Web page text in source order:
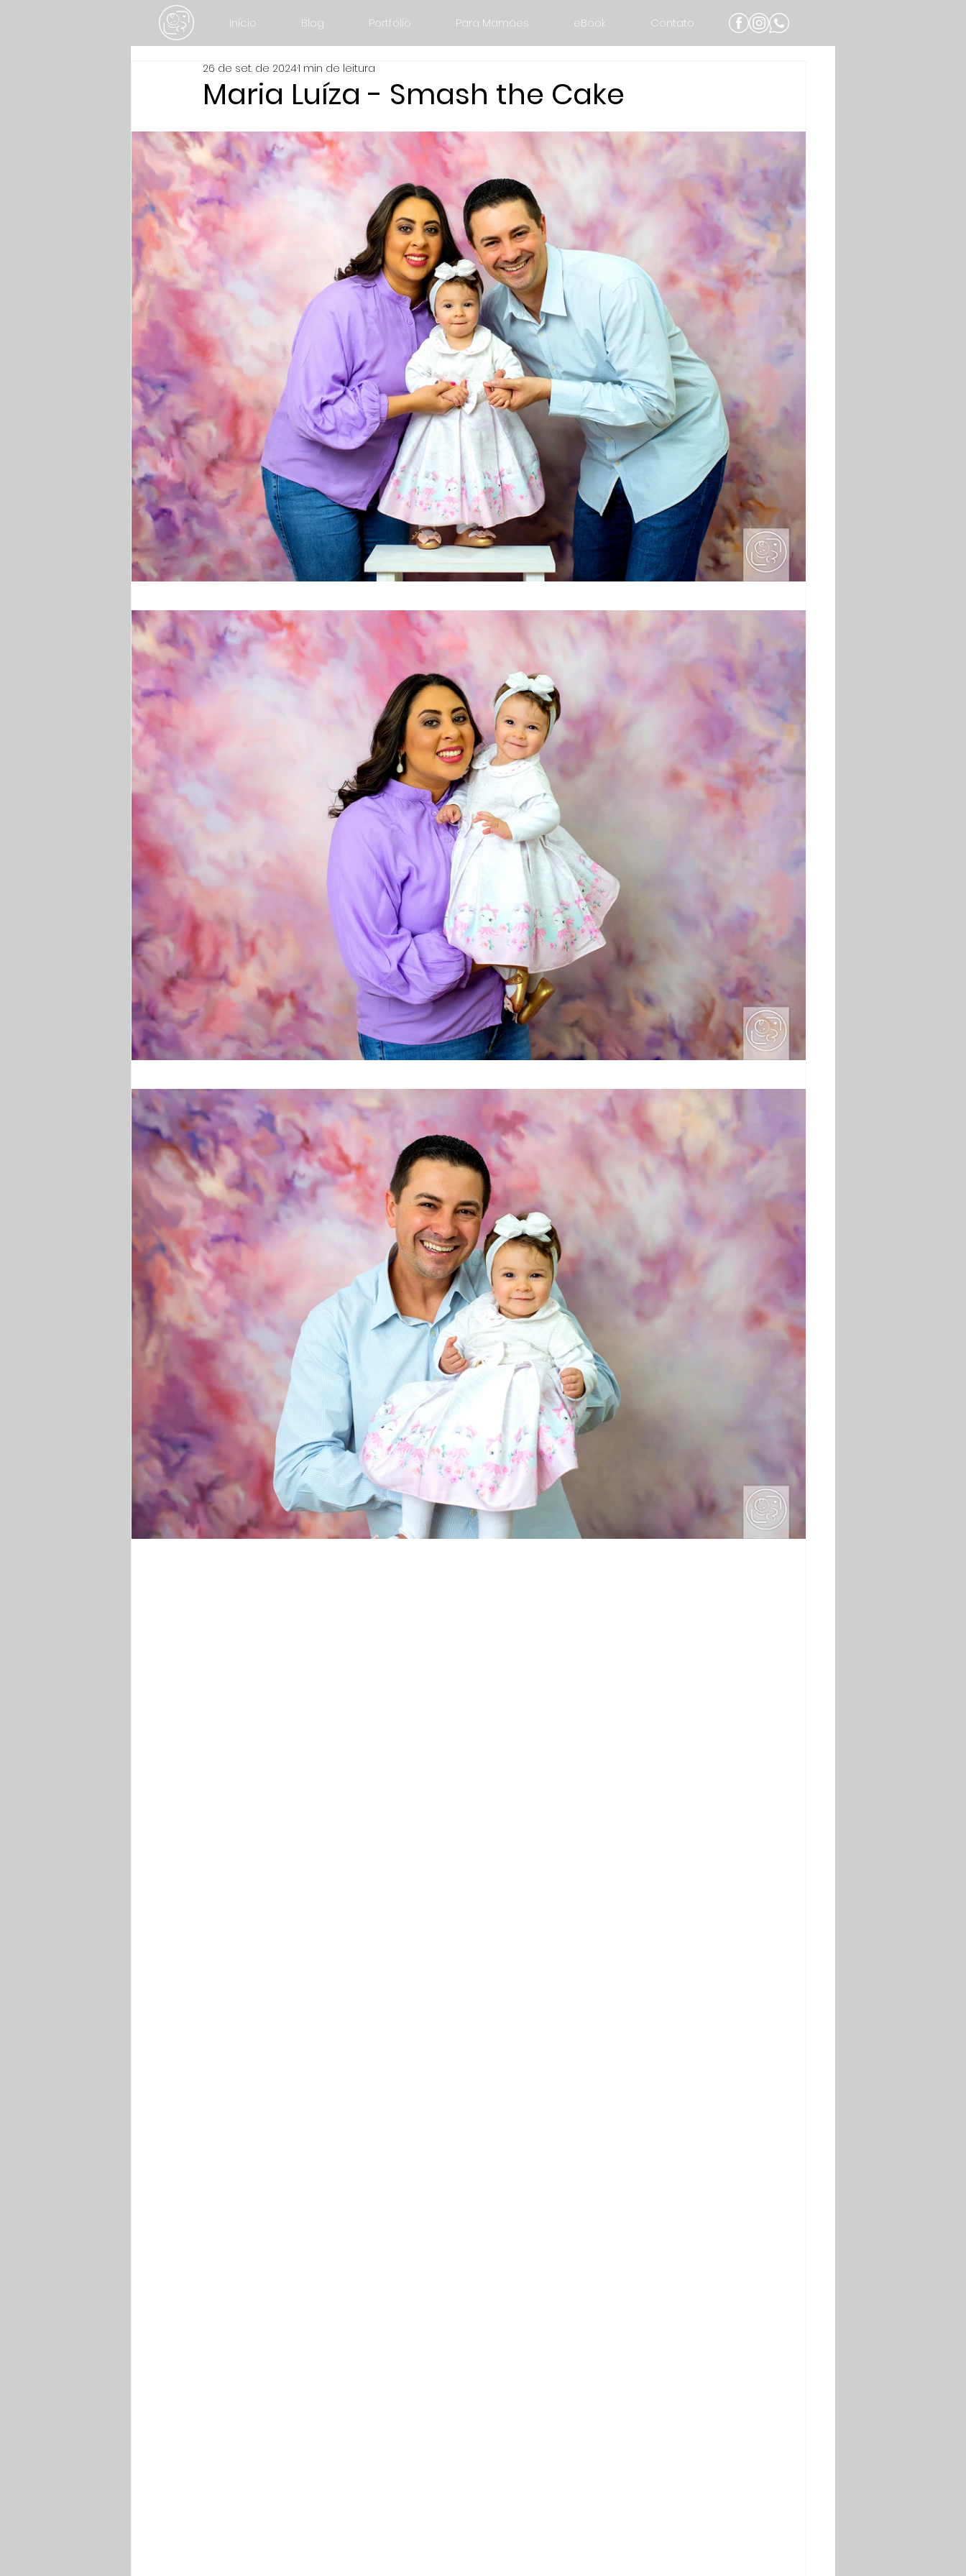
Início Blog Portfólio Para Mamães eBook Contato
Tags: mundo novo fotografia, mundo novo, mundo novo newborn, mundo novo caxias do
mundo novo serra gaúcha, newborn, newborn caxias, newborn caxias do sul, new born, new
born caxias do sul, newborn são marcos, newborn farroupilha, newborn bento gonçalves,
newborn nova petrópolis, newborn gramado, newborn farroupilha, newborn flores da cunha,
newborn vacaria, newborn antonio prado, newborn garibaldi, newborn serra gaúcha, serra
gaúcha, fotografia recém-nascido, recém-nascido caxias do sul, fotografia caxias do sul,
fotógrafo caxias do sul, estúdio caxias do sul, studio caxias, gestante caxias do sul,
foto de gestante caxias, grávida caxias do sul, gestantes serra gaúcha, bebês caxias do
sul, ensaio recem nascido, bebes caxias do sul, workshop newborn, workshop mundo do
newborn, mundo do newborn, fotografia infantil caxias do sul, fotografo serra gaucha,
estudio fotografico caxias do sul, abfrn, associado abfrn. associação brasileira de
recém-nascidos, newborn arco iris, bebe arco iris, newborn responsável eu faço,
fotografia recém-nascido serra gaúcha, gustavo scain zardo, cláudia magrin, revista
requinte kids e teen, revista requinte, revista afrodite, revista fhox, maternidade
caxias do sul, berçário caxias do sul, ala materno infatil unimed caxias do sul,
berçário unimed caxias, berçário pompéia, smash cake caxias, ensaio smash cake, ensaio
cake smash, smash fruit, ensaio smash fruit, ensaio gestante caxias, chateau lacave
caxias, foto de acompanhamento, ideia de fotografia mensal, ensaio de família, foto em
família, aniversário infantil caxias do sul, foto de aniversário.
Maria Luíza - Smash the Cake
26 de set. de 20241 min de leitura